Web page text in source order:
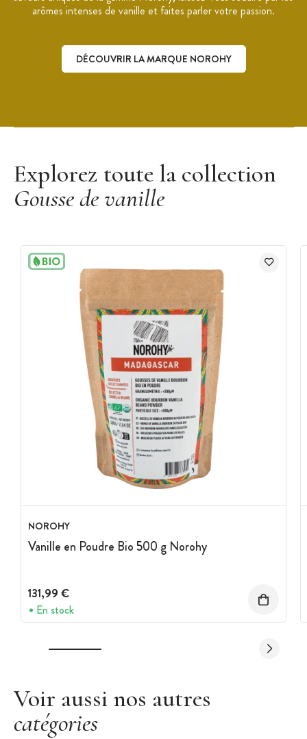
arômes intenses de vanille et faites parler votre passion.
DÉCOUVRIR LA MARQUE NOROHY
Explorez toute la collection
Gousse de vanille
NOROHY
Vanille en Poudre Bio 500 g Norohy
131,99 €
En stock
Voir aussi nos autres
catégories